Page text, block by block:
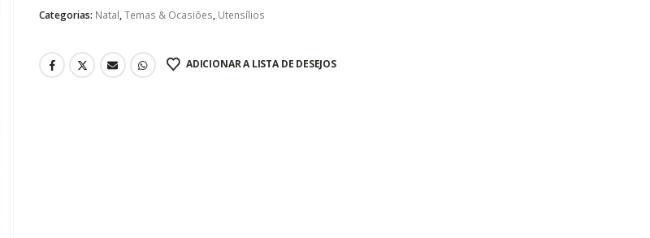
Categorias: Natal,Temas & Ocasiões, Utensílios
ADICIONAR A LISTA DE DESEJOS